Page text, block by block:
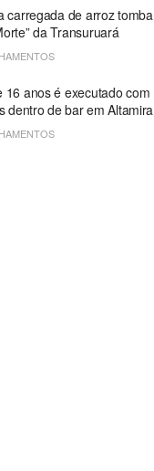
carregada de arroz tomba
da Transuruará
16 anos é executado com
dentro de bar em Altamira